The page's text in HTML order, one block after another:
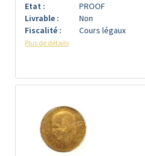
Etat :
PROOF
Livrable :
Non
Fiscalité :
Cours légaux
Plus de détails